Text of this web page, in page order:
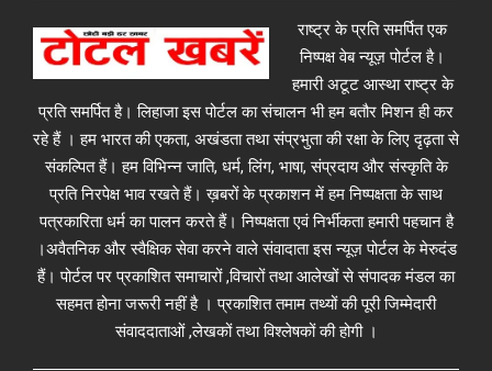
राष्ट्र के प्रति समर्पित एक
निष्पक्ष वेब न्यूज़ पोर्टल है।
हमारी अटूट आस्था राष्ट्र के
प्रति समर्पित है। लिहाजा इस पोर्टल का संचालन भी हम बतौर मिशन ही कर
रहे हैं । हम भारत की एकता, अखंडता तथा संप्रभुता की रक्षा के लिए दृढ़ता से
संकल्पित हैं। हम विभिन्न जाति, धर्म, लिंग, भाषा, संप्रदाय और संस्कृति के
प्रति निरपेक्ष भाव रखते हैं। ख़बरों के प्रकाशन में हम निष्पक्षता के साथ
पत्रकारिता धर्म का पालन करते हैं। निष्पक्षता एवं निर्भीकता हमारी पहचान है
।अवैतनिक और स्वैक्षिक सेवा करने वाले संवादाता इस न्यूज़ पोर्टल के मेरुदंड
हैं। पोर्टल पर प्रकाशित समाचारों ,विचारों तथा आलेखों से संपादक मंडल का
सहमत होना जरूरी नहीं है । प्रकाशित तमाम तथ्यों की पूरी जिम्मेदारी
संवाददाताओं ,लेखकों तथा विश्लेषकों की होगी ।